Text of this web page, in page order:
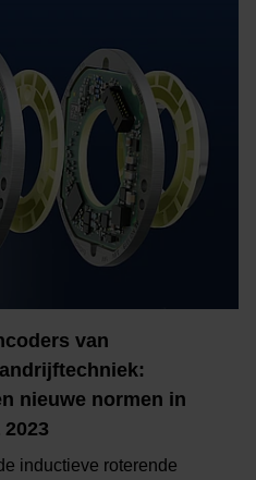
van
nieuwe normen in
inductieve roterende